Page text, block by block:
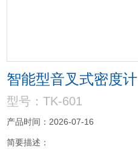
智能型音叉式密度计
型号：TK-601
产品时间：2026-07-16
简要描述：